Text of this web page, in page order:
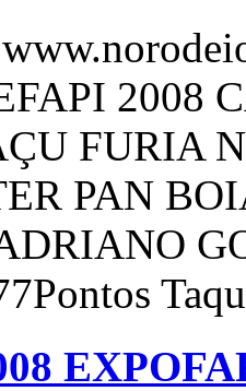
2008
FURIA
PAN